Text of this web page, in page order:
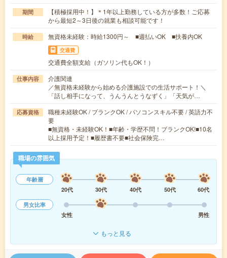
期間
【積極採用中！】＊1年以上勤務している方が多数！ご応募
から最短2～3日後の就業も相談可能です！
時給 無資格未経験：時給1300円～ ■週払いOK ■扶養内OK
交通費
交通費全額支給（ガソリン代もOK！）
仕事内容
介護関連
／無資格未経験から始める介護施設での生活サポート！＼
「話し相手になって、うんうんとうなずく」「天気が…
応募資格
職種未経験OK / ブランクOK / パソコンスキル不要 / 英語力不
要
■無資格・未経験OK！■年齢・学歴不問！ブランクOK!■10名
以上採用予定！■履歴書不要■社会保険完…
職場の雰囲気
年齢層
20代
30代 40代 50代
60代
男女比率
女性
男性
もっと見る